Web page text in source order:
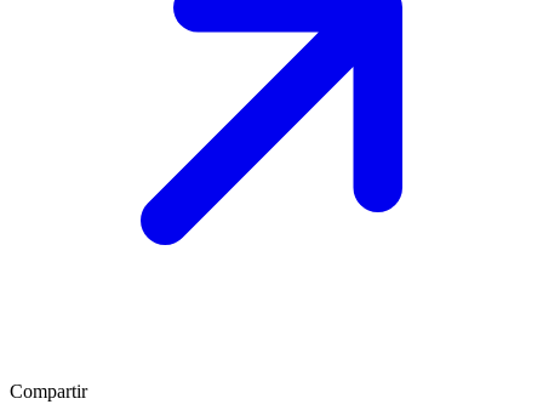
Compartir